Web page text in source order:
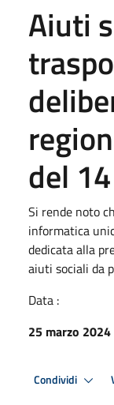
Aiuti
del
Si rende noto
informatica
dedicata alla
aiuti sociali da
Data :
25 marzo 2024
Condividi